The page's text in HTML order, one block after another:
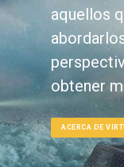
aquellos
obtener
ACERCA DE